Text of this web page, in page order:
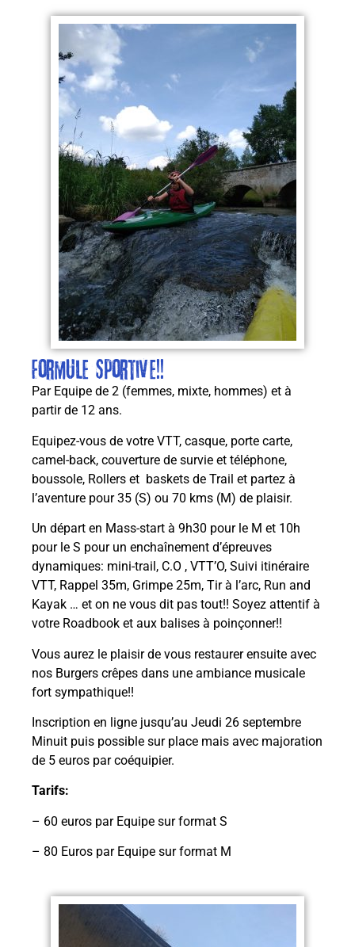
Formule Sportive!!
Par Equipe de 2 (femmes, mixte, hommes) et à
partir de 12 ans.
Equipez-vous de votre VTT, casque, porte carte,
camel-back, couverture de survie et téléphone,
boussole, Rollers et baskets de Trail et partez à
l’aventure pour 35 (S) ou 70 kms (M) de plaisir.
Un départ en Mass-start à 9h30 pour le M et 10h
pour le S pour un enchaînement d’épreuves
dynamiques: mini-trail, C.O , VTT’O, Suivi itinéraire
VTT, Rappel 35m, Grimpe 25m, Tir à l’arc, Run and
Kayak … et on ne vous dit pas tout!! Soyez attentif à
votre Roadbook et aux balises à poinçonner!!
Vous aurez le plaisir de vous restaurer ensuite avec
nos Burgers crêpes dans une ambiance musicale
fort sympathique!!
Inscription en ligne jusqu’au Jeudi 26 septembre
Minuit puis possible sur place mais avec majoration
de 5 euros par coéquipier.
Tarifs:
– 60 euros par Equipe sur format S
– 80 Euros par Equipe sur format M